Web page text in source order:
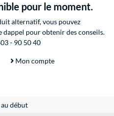
pour le moment.
alternatif, vous pouvez
pour obtenir des conseils.
- 90 50 40
Mon compte
début